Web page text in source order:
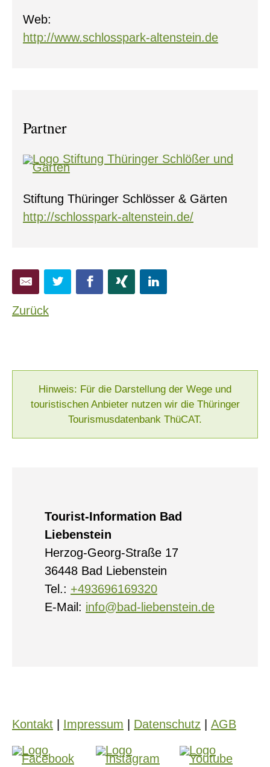
Web:
http://www.schlosspark-altenstein.de
Partner
Stiftung Thüringer Schlösser & Gärten
http://schlosspark-altenstein.de/
Zurück
Hinweis: Für die Darstellung der Wege und
touristischen Anbieter nutzen wir die Thüringer
Tourismusdatenbank ThüCAT.
Tourist-Information Bad
Liebenstein
Herzog-Georg-Straße 17
36448 Bad Liebenstein
Tel.: +493696169320
E-Mail: info@bad-liebenstein.de
Kontakt | Impressum | Datenschutz | AGB